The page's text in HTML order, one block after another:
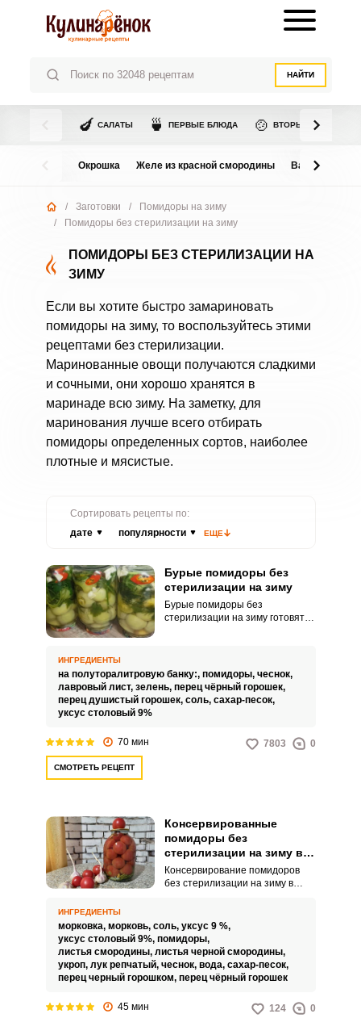
НАЙТИ
🍆 САЛАТЫ 🍵 ПЕРВЫЕ БЛЮДА 🍲 ВТОРЫЕ БЛЮДА
Окрошка Желе из красной смородины Варенье из
/ Заготовки /
Помидоры на зиму
/
Помидоры без стерилизации на зиму
ПОМИДОРЫ БЕЗ СТЕРИЛИЗАЦИИ НА
ЗИМУ
Если вы хотите быстро замариновать
помидоры на зиму, то воспользуйтесь этими
рецептами без стерилизации.
Маринованные овощи получаются сладкими
и сочными, они хорошо хранятся в
маринаде всю зиму. На заметку, для
маринования лучше всего отбирать
помидоры определенных сортов, наиболее
плотные и мясистые.
Сортировать рецепты по:
дате
популярности ЕЩЕ
Бурые помидоры без
стерилизации на зиму
Бурые помидоры без
стерилизации на зиму готовятся
красные, и не плотной, как
зеленые, текстурой, а набор
пряностей берется, как и для
красных помидоров.
ИНГРЕДИЕНТЫ
на полуторалитровую банку:, помидоры, чеснок,
лавровый лист, зелень, перец чёрный горошек,
перец душистый горошек, соль, сахар-песок,
уксус столовый 9%
70 мин 7803 0
СМОТРЕТЬ РЕЦЕПТ
Консервированные
помидоры без
стерилизации на зиму в
банках
Консервирование помидоров
без стерилизации на зиму в
пользуется каждая хозяйка.
Рецепт довольно простой и
бюджетный.
ИНГРЕДИЕНТЫ
морковка, морковь, соль, уксус 9 %,
уксус столовый 9%, помидоры,
листья смородины, листья черной смородины,
укроп, лук репчатый, чеснок, вода, сахар-песок,
перец черный горошком, перец чёрный горошек
45 мин 124 0